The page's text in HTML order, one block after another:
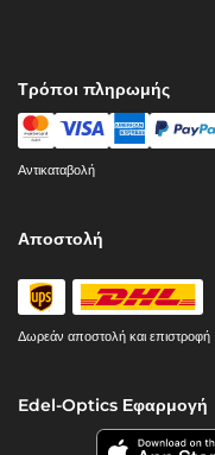
Τρόποι πληρωμής
Αντικαταβολή
Αποστολή
Δωρεάν αποστολή και επιστροφή
Edel-Optics Εφαρμογή